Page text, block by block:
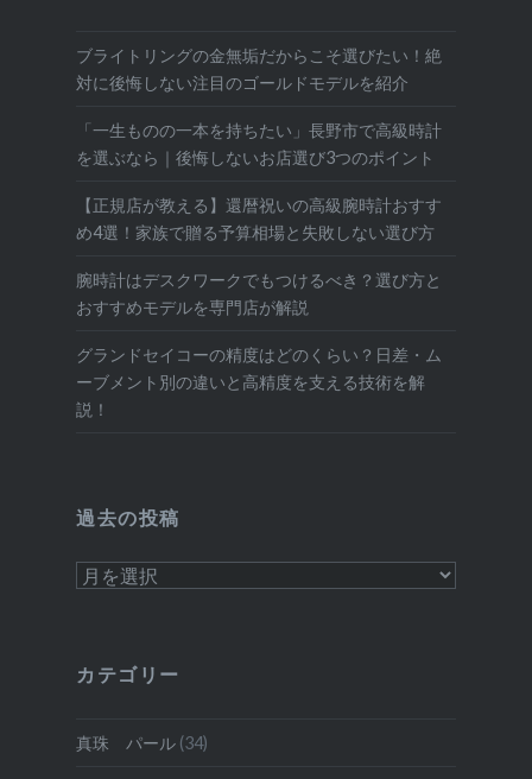
ブライトリングの金無垢だからこそ選びたい！絶
対に後悔しない注目のゴールドモデルを紹介
「一生ものの一本を持ちたい」長野市で高級時計
を選ぶなら｜後悔しないお店選び3つのポイント
【正規店が教える】還暦祝いの高級腕時計おすす
め4選！家族で贈る予算相場と失敗しない選び方
腕時計はデスクワークでもつけるべき？選び方と
おすすめモデルを専門店が解説
グランドセイコーの精度はどのくらい？日差・ム
ーブメント別の違いと高精度を支える技術を解
説！
過去の投稿
過
稿
カテゴリー
真珠 パール(34)